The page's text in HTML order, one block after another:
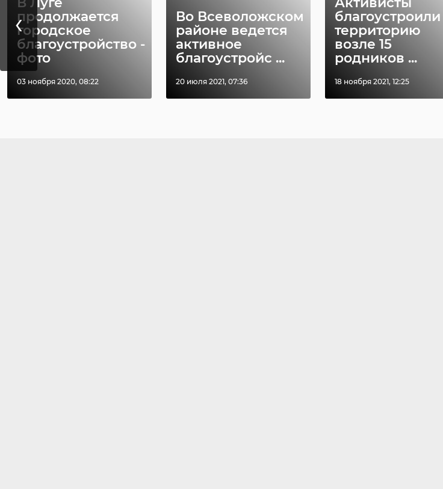
продолжается
городское
благоустройство -
фото
03 ноября 2020, 08:22
Во Всеволожском
районе ведется
активное
благоустройс ...
20 июля 2021, 07:36
благоустроили
территорию
возле 15
родников ...
18 ноября 2021, 12:25
‹